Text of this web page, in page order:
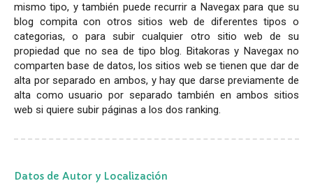
mismo tipo, y también puede recurrir a Navegax para que su
blog compita con otros sitios web de diferentes tipos o
categorias, o para subir cualquier otro sitio web de su
propiedad que no sea de tipo blog. Bitakoras y Navegax no
comparten base de datos, los sitios web se tienen que dar de
alta por separado en ambos, y hay que darse previamente de
alta como usuario por separado también en ambos sitios
web si quiere subir páginas a los dos ranking.
Datos de Autor y Localización